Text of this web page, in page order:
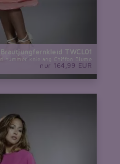
Brautjungfernkleid TWCL01
hummer knielang Chiffon Blume
nur 164,99 EUR